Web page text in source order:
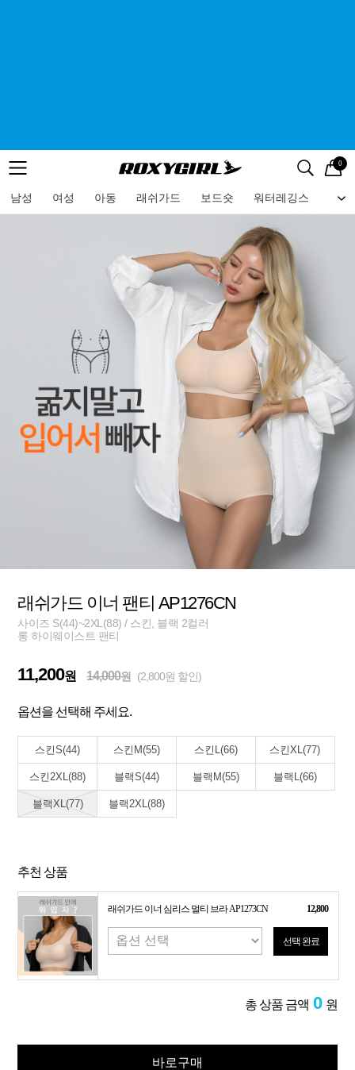
메뉴 검색
로고 0
남성 여성 아동 래쉬가드 보드숏 워터레깅스 비
메뉴
래쉬가드 이너 팬티 AP1276CN
사이즈 S(44)~2XL(88) / 스킨, 블랙 2컬러
롱 하이웨이스트 팬티
11,200원 14,000원 (2,800원 할인)
옵션을 선택해 주세요.
스킨S(44) 스킨M(55) 스킨L(66) 스킨XL(77)
스킨2XL(88) 블랙S(44) 블랙M(55) 블랙L(66)
블랙XL(77) 블랙2XL(88)
추천 상품
래쉬가드 이너 심리스 멀티 브라 AP1273CN 12,800
선택 완료
총 상품 금액 0 원
바로구매